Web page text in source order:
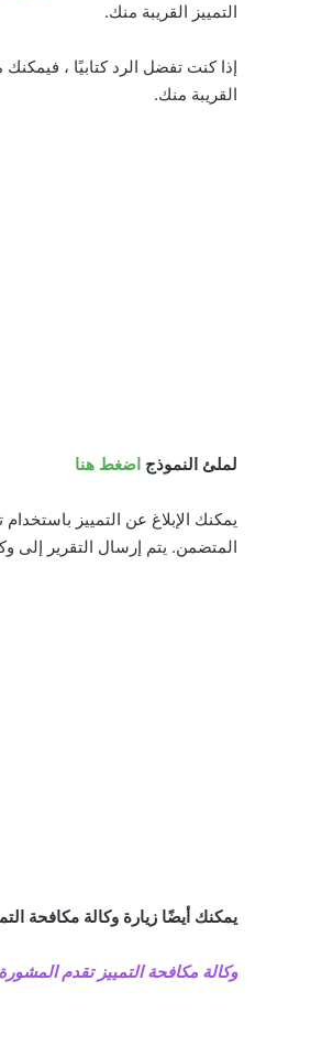
التمييز القريبة منك.
إذا كنت تفضل الرد كتابيًا ،
القريبة منك.
لملئ النموذج اضغط هنا
يمكنك الإبلاغ عن التمييز
المتضمن. يتم إرسال التقرير إلى
يمكنك أيضًا زيارة وكالة مكافحة
وكالة مكافحة التمييز تقدم المشورة